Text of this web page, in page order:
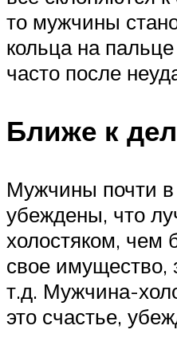
то мужчины
кольца на
часто после
Ближе к
Мужчины почти в
убеждены, что
холостяком, чем
свое имущество,
т.д. Мужчина-
это счастье,